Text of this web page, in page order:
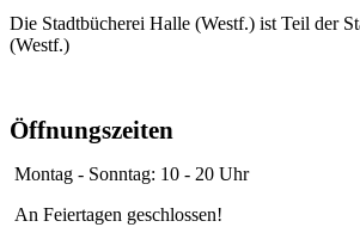
Die Stadtbücherei Halle (Westf.) ist Teil der
(Westf.)
Öffnungszeiten
Montag - Sonntag: 10 - 20 Uhr
An Feiertagen geschlossen!